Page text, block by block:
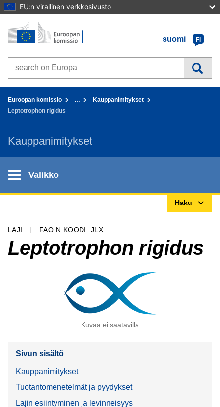
EU:n virallinen verkkosivusto
Sisältöön
Etusivu - Euroopan komissio
suomi
FI
Search on Europa websites
Euroopan komissio …
Kauppanimitykset
Leptotrophon rigidus
Kauppanimitykset
Valikko
Haku
LAJI FAO:N KOODI: JLX
Leptotrophon rigidus
Kuvaa ei saatavilla
Sivun sisältö
Kauppanimitykset
Tuotantomenetelmät ja pyydykset
Lajin esiintyminen ja levinneisyys